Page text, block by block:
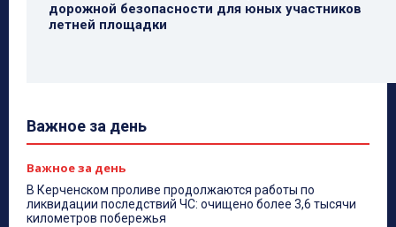
дорожной безопасности для юных участников
летней площадки
Важное за день
Важное за день
В Керченском проливе продолжаются работы по
ликвидации последствий ЧС: очищено более 3,6 тысячи
километров побережья